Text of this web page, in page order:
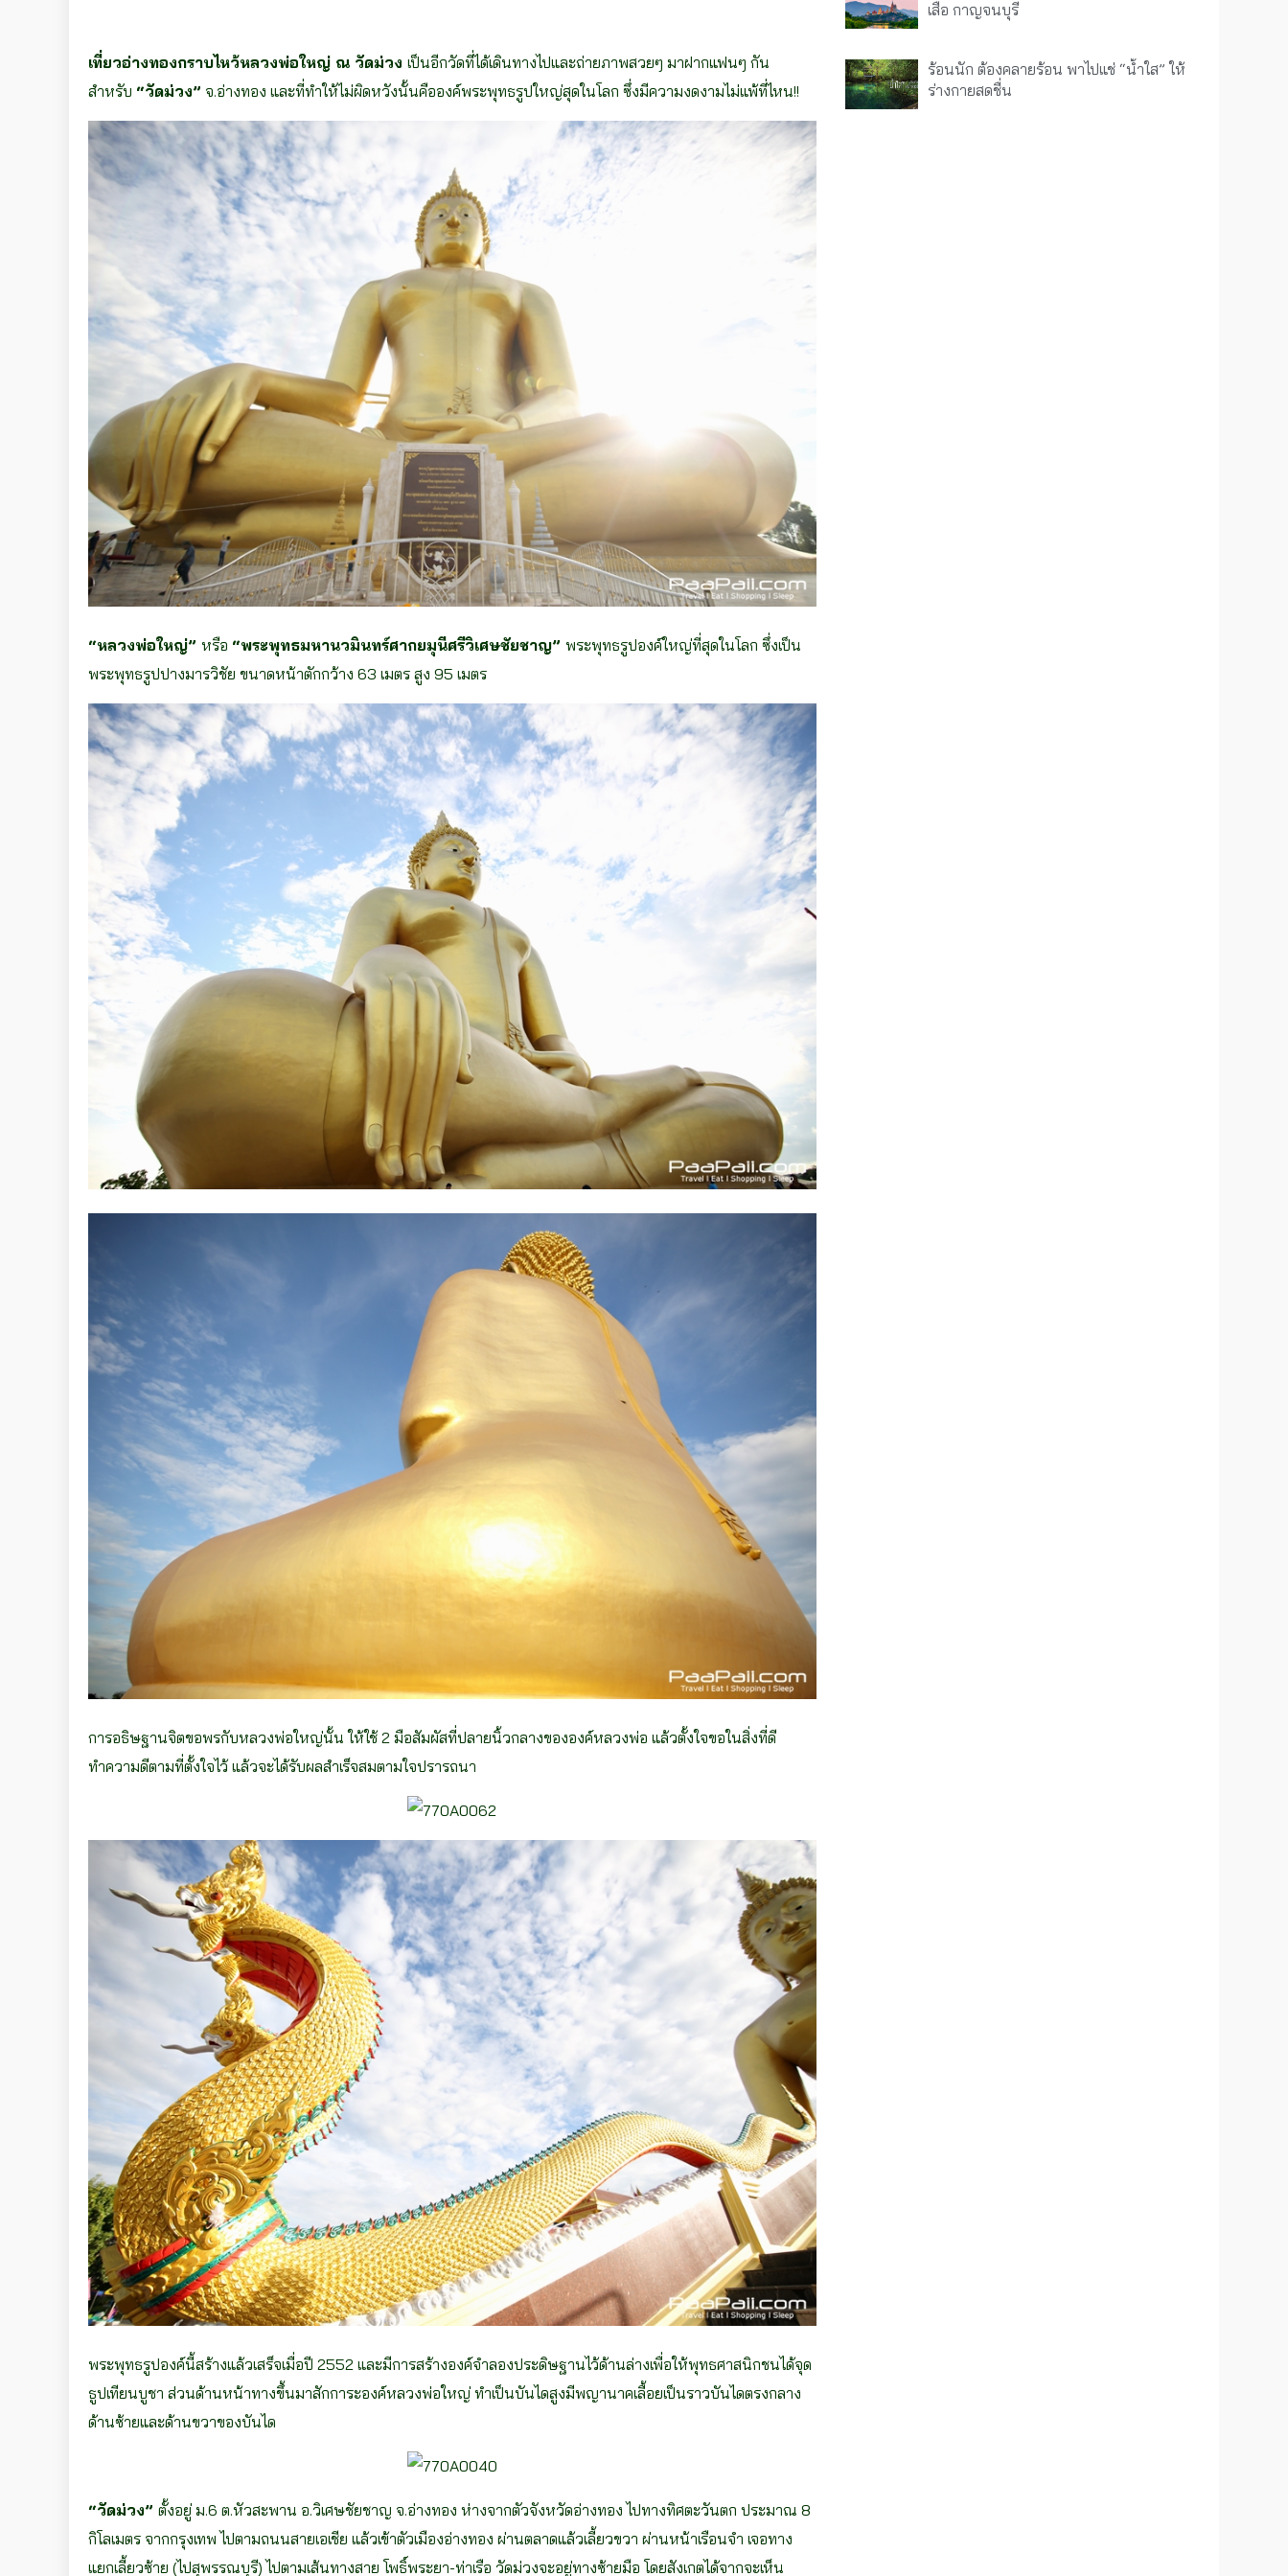
เที่ยวอ่างทองกราบไหว้หลวงพ่อใหญ่ ณ วัดม่วง เป็นอีกวัดที่ได้เดินทางไปและถ่ายภาพสวยๆ มาฝากแฟนๆ กัน
สำหรับ “วัดม่วง” จ.อ่างทอง และที่ทำให้ไม่ผิดหวังนั้นคือองค์พระพุทธรูปใหญ่สุดในโลก ซึ่งมีความงดงามไม่แพ้ที่ไหน!!
“หลวงพ่อใหญ่” หรือ “พระพุทธมหานวมินทร์ศากยมุนีศรีวิเศษชัยชาญ” พระพุทธรูปองค์ใหญ่ที่สุดในโลก ซึ่งเป็น
พระพุทธรูปปางมารวิชัย ขนาดหน้าตักกว้าง 63 เมตร สูง 95 เมตร
การอธิษฐานจิตขอพรกับหลวงพ่อใหญ่นั้น ให้ใช้ 2 มือสัมผัสที่ปลายนิ้วกลางขององค์หลวงพ่อ แล้วตั้งใจขอในสิ่งที่ดี
ทำความดีตามที่ตั้งใจไว้ แล้วจะได้รับผลสำเร็จสมตามใจปรารถนา
พระพุทธรูปองค์นี้สร้างแล้วเสร็จเมื่อปี 2552 และมีการสร้างองค์จำลองประดิษฐานไว้ด้านล่างเพื่อให้พุทธศาสนิกชนได้จุด
ธูปเทียนบูชา ส่วนด้านหน้าทางขึ้นมาสักการะองค์หลวงพ่อใหญ่ ทำเป็นบันไดสูงมีพญานาคเลื้อยเป็นราวบันไดตรงกลาง
ด้านซ้ายและด้านขวาของบันได
“วัดม่วง” ตั้งอยู่ ม.6 ต.หัวสะพาน อ.วิเศษชัยชาญ จ.อ่างทอง ห่างจากตัวจังหวัดอ่างทอง ไปทางทิศตะวันตก ประมาณ 8
กิโลเมตร จากกรุงเทพ ไปตามถนนสายเอเชีย แล้วเข้าตัวเมืองอ่างทอง ผ่านตลาดแล้วเลี้ยวขวา ผ่านหน้าเรือนจำ เจอทาง
แยกเลี้ยวซ้าย (ไปสุพรรณบุรี) ไปตามเส้นทางสาย โพธิ์พระยา-ท่าเรือ วัดม่วงจะอยู่ทางซ้ายมือ โดยสังเกตได้จากจะเห็น
เสือ กาญจนบุรี
ร้อนนัก ต้องคลายร้อน พาไปแช่ “น้ำใส” ให้
ร่างกายสดชื่น